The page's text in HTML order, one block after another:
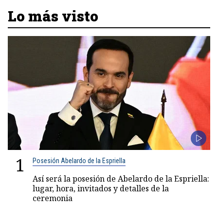
Lo más visto
1 Posesión Abelardo de la Espriella
Así será la posesión de Abelardo de la Espriella:
lugar, hora, invitados y detalles de la
ceremonia